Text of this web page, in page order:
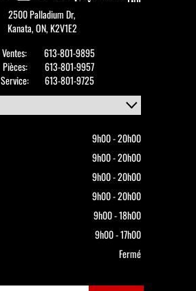
2500 Palladium Dr,
Kanata,ON, K2V1E2
Ventes:
613-801-9895
Pièces:
613-801-9957
Service:
613-801-9725
9h00 - 20h00
9h00 - 20h00
9h00 - 20h00
9h00 - 20h00
9h00 - 18h00
9h00 - 17h00
Fermé